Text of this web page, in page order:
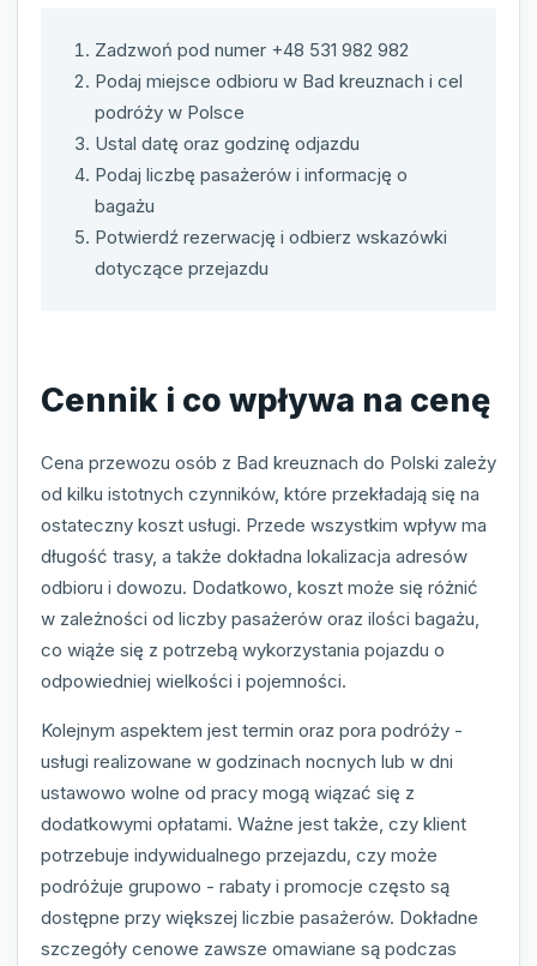
Zadzwoń pod numer +48 531 982 982
Podaj miejsce odbioru w Bad kreuznach i cel
podróży w Polsce
Ustal datę oraz godzinę odjazdu
Podaj liczbę pasażerów i informację o
bagażu
Potwierdź rezerwację i odbierz wskazówki
dotyczące przejazdu
Cennik i co wpływa na cenę
Cena przewozu osób z Bad kreuznach do Polski zależy
od kilku istotnych czynników, które przekładają się na
ostateczny koszt usługi. Przede wszystkim wpływ ma
długość trasy, a także dokładna lokalizacja adresów
odbioru i dowozu. Dodatkowo, koszt może się różnić
w zależności od liczby pasażerów oraz ilości bagażu,
co wiąże się z potrzebą wykorzystania pojazdu o
odpowiedniej wielkości i pojemności.
Kolejnym aspektem jest termin oraz pora podróży -
usługi realizowane w godzinach nocnych lub w dni
ustawowo wolne od pracy mogą wiązać się z
dodatkowymi opłatami. Ważne jest także, czy klient
potrzebuje indywidualnego przejazdu, czy może
podróżuje grupowo - rabaty i promocje często są
dostępne przy większej liczbie pasażerów. Dokładne
szczegóły cenowe zawsze omawiane są podczas